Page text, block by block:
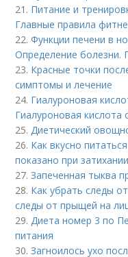
21. Питание и
Главные правила
22.Функции печени в
Определение болезни.
23. Красные точки
симптомы и лечение
24. Гиалуроновая
Гиалуроновая
25. Диетический
26. Как вкусно
показано при
27.Запеченная тыква
28. Как убрать следы
следы от прыщей на
29. Диета номер 3 по
питания
30.Загноилось ухо